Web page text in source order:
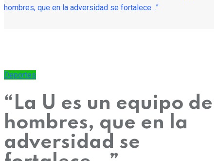
hombres, que en la adversidad se fortalece…”
Deportes
“La U es un equipo de
hombres, que en la
adversidad se